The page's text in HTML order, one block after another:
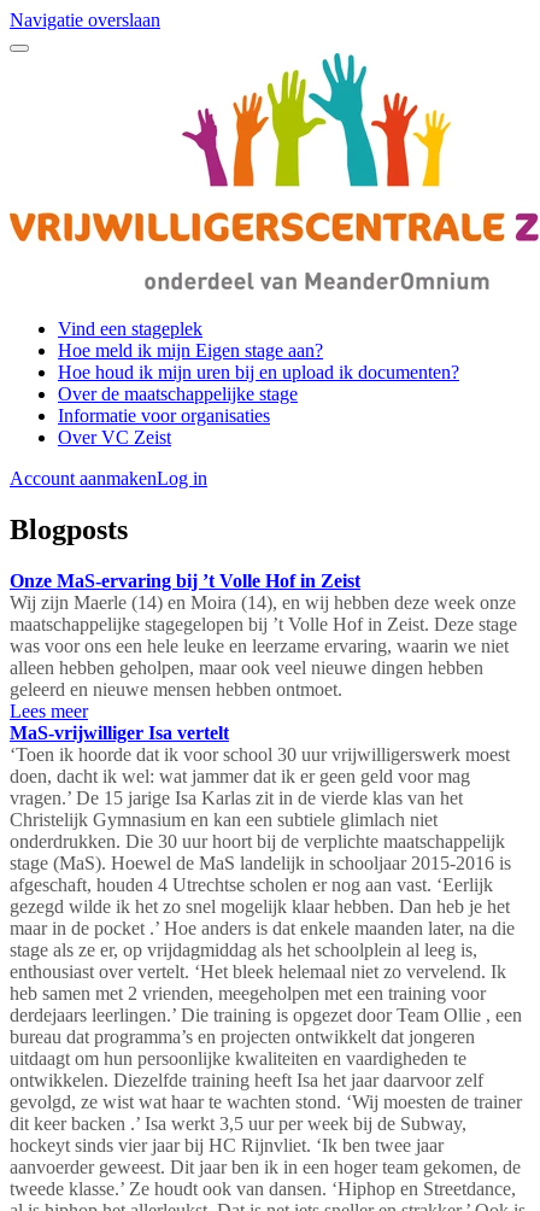
Navigatie overslaan
Vind een stageplek
Hoe meld ik mijn Eigen stage aan?
Hoe houd ik mijn uren bij en upload ik documenten?
Over de maatschappelijke stage
Informatie voor organisaties
Over VC Zeist
Account aanmakenLog in
Blogposts
Onze MaS-ervaring bij ’t Volle Hof in Zeist
Wij zijn Maerle (14) en Moira (14), en wij hebben deze week onze
maatschappelijke stagegelopen bij ’t Volle Hof in Zeist. Deze stage
was voor ons een hele leuke en leerzame ervaring, waarin we niet
alleen hebben geholpen, maar ook veel nieuwe dingen hebben
geleerd en nieuwe mensen hebben ontmoet.
Lees meer
MaS-vrijwilliger Isa vertelt
‘Toen ik hoorde dat ik voor school 30 uur vrijwilligerswerk moest
doen, dacht ik wel: wat jammer dat ik er geen geld voor mag
vragen.’ De 15 jarige Isa Karlas zit in de vierde klas van het
Christelijk Gymnasium en kan een subtiele glimlach niet
onderdrukken. Die 30 uur hoort bij de verplichte maatschappelijk
stage (MaS). Hoewel de MaS landelijk in schooljaar 2015-2016 is
afgeschaft, houden 4 Utrechtse scholen er nog aan vast. ‘Eerlijk
gezegd wilde ik het zo snel mogelijk klaar hebben. Dan heb je het
maar in de pocket .’ Hoe anders is dat enkele maanden later, na die
stage als ze er, op vrijdagmiddag als het schoolplein al leeg is,
enthousiast over vertelt. ‘Het bleek helemaal niet zo vervelend. Ik
heb samen met 2 vrienden, meegeholpen met een training voor
derdejaars leerlingen.’ Die training is opgezet door Team Ollie , een
bureau dat programma’s en projecten ontwikkelt dat jongeren
uitdaagt om hun persoonlijke kwaliteiten en vaardigheden te
ontwikkelen. Diezelfde training heeft Isa het jaar daarvoor zelf
gevolgd, ze wist wat haar te wachten stond. ‘Wij moesten de trainer
dit keer backen .’ Isa werkt 3,5 uur per week bij de Subway,
hockeyt sinds vier jaar bij HC Rijnvliet. ‘Ik ben twee jaar
aanvoerder geweest. Dit jaar ben ik in een hoger team gekomen, de
tweede klasse.’ Ze houdt ook van dansen. ‘Hiphop en Streetdance,